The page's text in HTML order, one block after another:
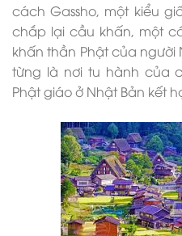
cách Gassho, một kiểu
chắp lại cầu khấn, một
khấn thần Phật của người
từng là nơi tu hành của
Phật giáo ở Nhật Bản kết